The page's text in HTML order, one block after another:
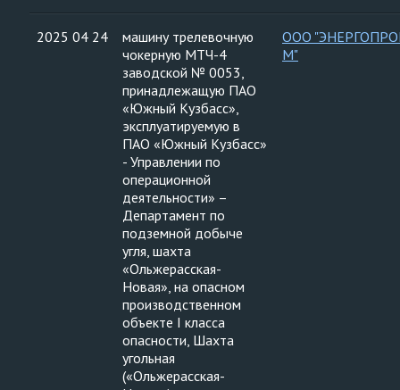
2025 04 24
машину трелевочную
чокерную МТЧ-4
заводской № 0053,
принадлежащую ПАО
«Южный Кузбасс»,
эксплуатируемую в
ПАО «Южный Кузбасс»
- Управлении по
операционной
деятельности» –
Департамент по
подземной добыче
угля, шахта
«Ольжерасская-
Новая», на опасном
производственном
объекте I класса
опасности, Шахта
угольная
(«Ольжерасская-
ООО
М"